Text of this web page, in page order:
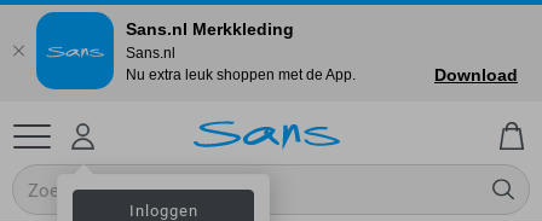
Inloggen
Sans.nl Merkkleding
Sans.nl
Nu extra leuk shoppen met de App.
Download